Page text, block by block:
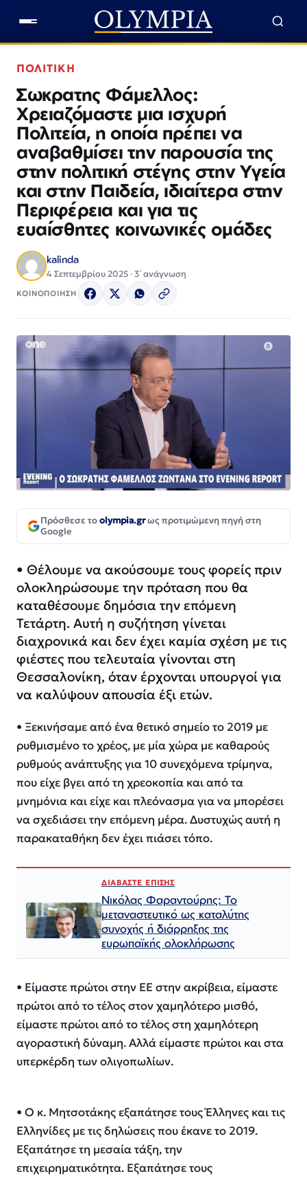
ΠΟΛΙΤΙΚΗ
Σωκρατης Φάμελλος:
Χρειαζόμαστε μια ισχυρή
Πολιτεία, η οποία πρέπει να
αναβαθμίσει την παρουσία της
στην πολιτική στέγης στην Υγεία
και στην Παιδεία, ιδιαίτερα στην
Περιφέρεια και για τις
ευαίσθητες κοινωνικές ομάδες
kalinda
4 Σεπτεμβρίου 2025 · 3΄ ανάγνωση
ΚΟΙΝΟΠΟΙΗΣΗ
Πρόσθεσε τοolympia.grως προτιμώμενη πηγή στη
Google
•⁠ ⁠Θέλουμε να ακούσουμε τους φορείς πριν
ολοκληρώσουμε την πρόταση που θα
καταθέσουμε δημόσια την επόμενη
Τετάρτη. Αυτή η συζήτηση γίνεται
διαχρονικά και δεν έχει καμία σχέση με τις
φιέστες που τελευταία γίνονται στη
Θεσσαλονίκη, όταν έρχονται υπουργοί για
να καλύψουν απουσία έξι ετών.
•⁠ ⁠Ξεκινήσαμε από ένα θετικό σημείο το 2019 με
ρυθμισμένο το χρέος, με μία χώρα με καθαρούς
ρυθμούς ανάπτυξης για 10 συνεχόμενα τρίμηνα,
που είχε βγει από τη χρεοκοπία και από τα
μνημόνια και είχε και πλεόνασμα για να μπορέσει
να σχεδιάσει την επόμενη μέρα. Δυστυχώς αυτή η
παρακαταθήκη δεν έχει πιάσει τόπο.
ΔΙΑΒΑΣΤΕ ΕΠΙΣΗΣ
Νικόλας Φαραντούρης: Το
μεταναστευτικό ως καταλύτης
συνοχής ή διάρρηξης της
ευρωπαϊκής ολοκλήρωσης
•⁠ ⁠Είμαστε πρώτοι στην ΕΕ στην ακρίβεια, είμαστε
πρώτοι από το τέλος στον χαμηλότερο μισθό,
είμαστε πρώτοι από το τέλος στη χαμηλότερη
αγοραστική δύναμη. Αλλά είμαστε πρώτοι και στα
υπερκέρδη των ολιγοπωλίων.
•⁠ ⁠Ο κ. Μητσοτάκης εξαπάτησε τους Έλληνες και τις
Ελληνίδες με τις δηλώσεις που έκανε το 2019.
Εξαπάτησε τη μεσαία τάξη, την
επιχειρηματικότητα. Εξαπάτησε τους